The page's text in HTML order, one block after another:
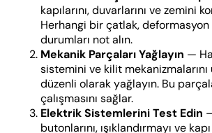
kapılarını, duvarlarını ve zemini
Herhangi bir çatlak,
durumları not alın.
Mekanik Parçaları Yağlayın —
sistemini ve kilit
düzenli olarak yağlayın. Bu
çalışmasını sağlar.
Elektrik Sistemlerini Test Edin
butonlarını, ışıklandırmayı ve